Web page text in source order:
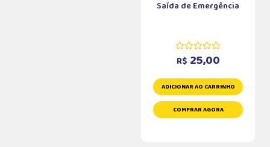
Saída de Emergência
R$ 25,00
ADICIONAR AO CARRINHO
COMPRAR AGORA